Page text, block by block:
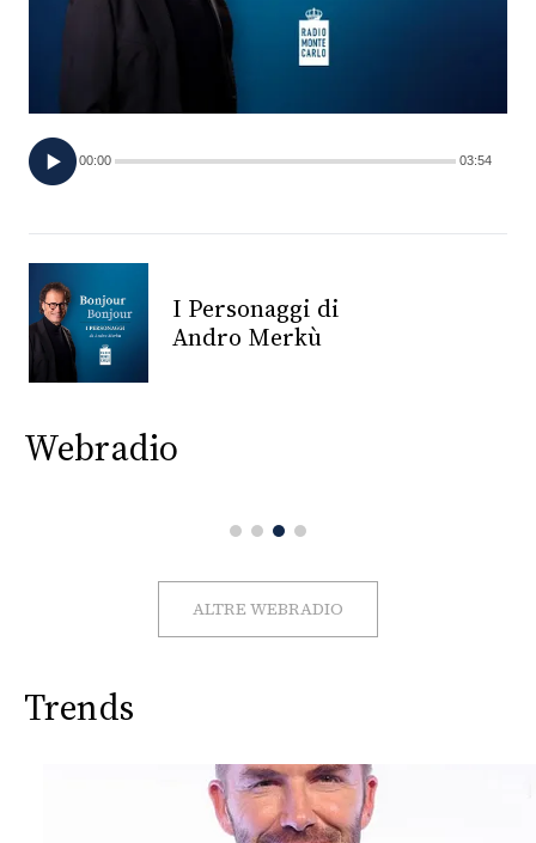
TV
PRINCIPATO
MONACO
RMC
CONSIGLIA
00:00 03:54
I Personaggi di
Andro Merkù
Webradio
ALTRE WEBRADIO
Trends